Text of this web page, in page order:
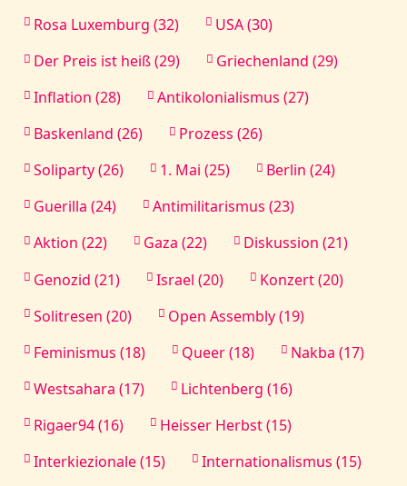
Rosa Luxemburg (32)
USA (30)
Der Preis ist heiß (29)
Griechenland (29)
Inflation (28)
Antikolonialismus (27)
Baskenland (26)
Prozess (26)
Soliparty (26)
1. Mai (25)
Berlin (24)
Guerilla (24)
Antimilitarismus (23)
Aktion (22)
Gaza (22)
Diskussion (21)
Genozid (21)
Israel (20)
Konzert (20)
Solitresen (20)
Open Assembly (19)
Feminismus (18)
Queer (18)
Nakba (17)
Westsahara (17)
Lichtenberg (16)
Rigaer94 (16)
Heisser Herbst (15)
Interkiezionale (15)
Internationalismus (15)